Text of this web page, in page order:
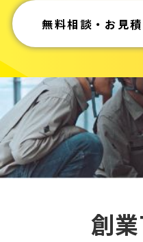
無料相談・お見
創業